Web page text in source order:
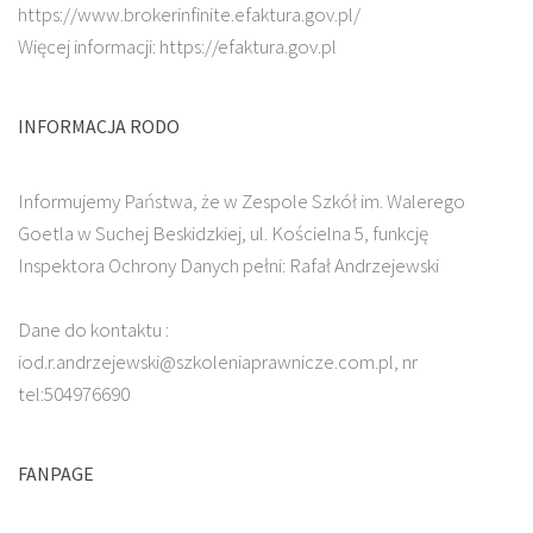
https://www.brokerinfinite.efaktura.gov.pl/
Więcej informacji: https://efaktura.gov.pl
INFORMACJA RODO
Informujemy Państwa, że w Zespole Szkół im. Walerego
Goetla w Suchej Beskidzkiej, ul. Kościelna 5, funkcję
Inspektora Ochrony Danych pełni: Rafał Andrzejewski
Dane do kontaktu :
iod.r.andrzejewski@szkoleniaprawnicze.com.pl, nr
tel:504976690
FANPAGE